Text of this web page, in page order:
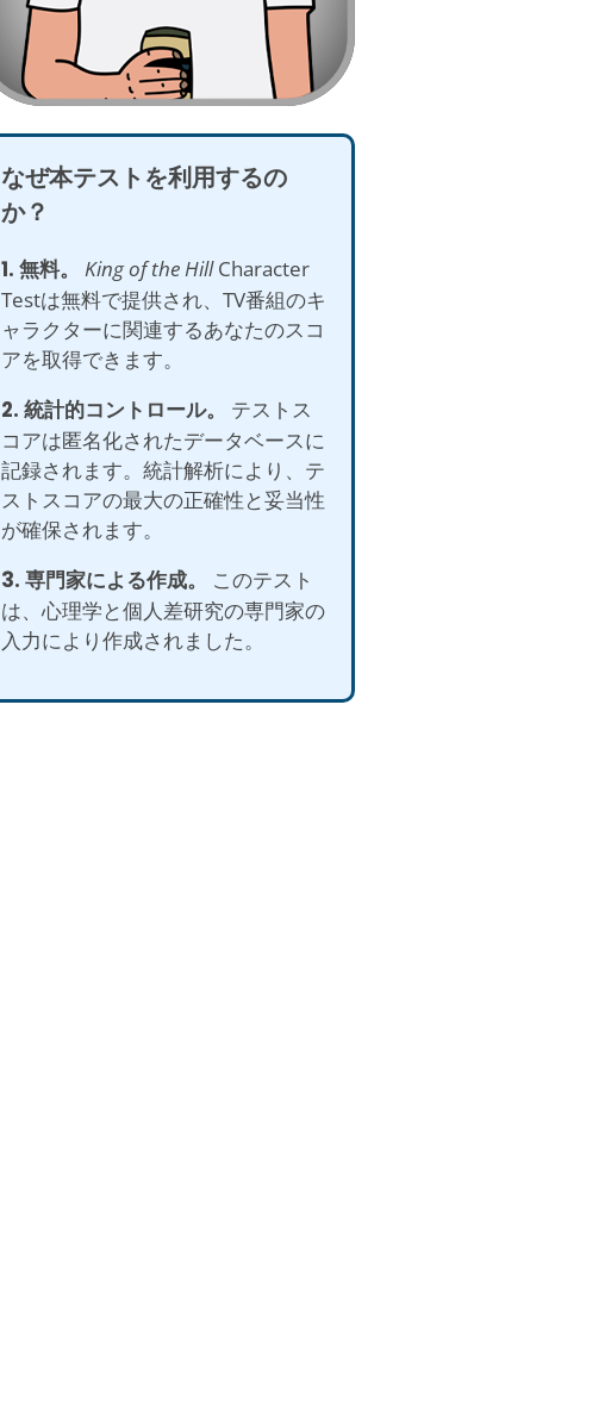
なぜ本テストを利用するの
か？
1. 無料。 King of the HillCharacter
Testは無料で提供され、TV番組のキ
ャラクターに関連するあなたのスコ
アを取得できます。
2. 統計的コントロール。
テストス
コアは匿名化されたデータベースに
記録されます。統計解析により、テ
ストスコアの最大の正確性と妥当性
が確保されます。
3. 専門家による作成。
このテスト
は、心理学と個人差研究の専門家の
入力により作成されました。